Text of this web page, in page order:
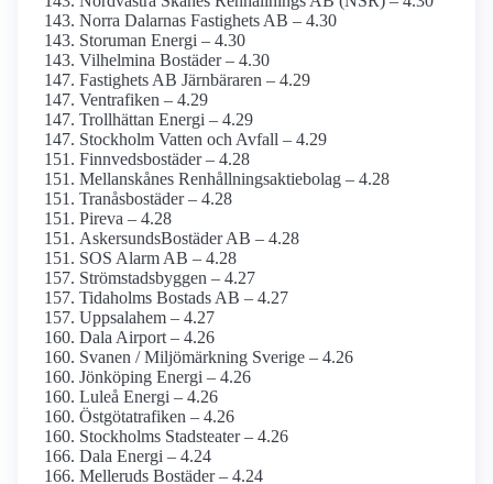
Norra Dalarnas Fastighets AB – 4.30
Storuman Energi – 4.30
Vilhelmina Bostäder – 4.30
Fastighets AB Järnbäraren – 4.29
Ventrafiken – 4.29
Trollhättan Energi – 4.29
Stockholm Vatten och Avfall – 4.29
Finnvedsbostäder – 4.28
Mellan­skånes Renhållnings­aktiebolag – 4.28
Tranåsbostäder – 4.28
Pireva – 4.28
AskersundsBostäder AB – 4.28
SOS Alarm AB – 4.28
Strömstadsbyggen – 4.27
Tidaholms Bostads AB – 4.27
Uppsalahem – 4.27
Dala Airport – 4.26
Svanen / Miljömärkning Sverige – 4.26
Jönköping Energi – 4.26
Luleå Energi – 4.26
Östgötatrafiken – 4.26
Stockholms Stadsteater – 4.26
Dala Energi – 4.24
Melleruds Bostäder – 4.24